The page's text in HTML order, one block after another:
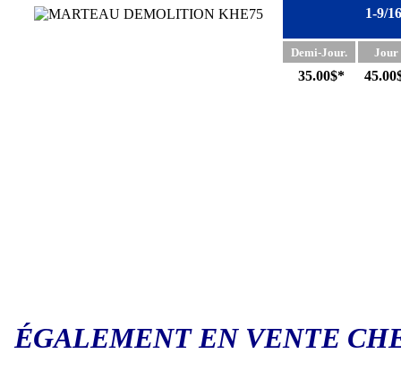
1-9/16
Demi-Jour. Jour
35.00$*
ÉGALEMENT EN VENTE